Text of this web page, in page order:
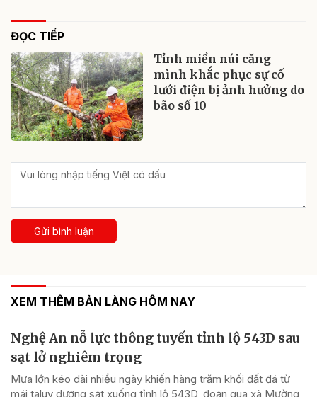
ĐỌC TIẾP
Tỉnh miền núi căng
mình khắc phục sự cố
lưới điện bị ảnh hưởng do
bão số 10
Gửi bình luận
XEM THÊM BẢN LÀNG HÔM NAY
Nghệ An nỗ lực thông tuyến tỉnh lộ 543D sau
sạt lở nghiêm trọng
Mưa lớn kéo dài nhiều ngày khiến hàng trăm khối đất đá từ
mái taluy dương sạt xuống tỉnh lộ 543D, đoạn qua xã Mường